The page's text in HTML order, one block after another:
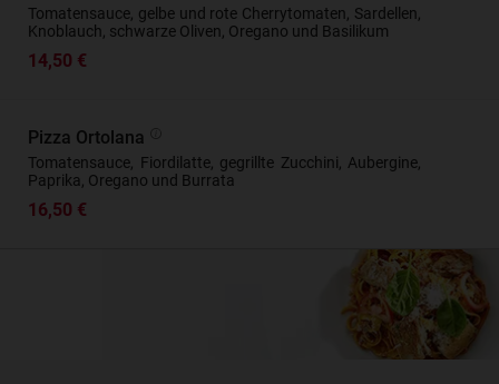
Tomatensauce, gelbe und rote Cherrytomaten, Sardellen,
Knoblauch, schwarze Oliven, Oregano und Basilikum
14,50 €
Pizza Ortolana
Tomatensauce, Fiordilatte, gegrillte Zucchini, Aubergine,
Paprika, Oregano und Burrata
16,50 €